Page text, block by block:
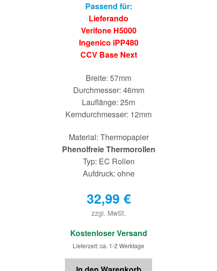
Passend für:
Lieferando
Verifone H5000
Ingenico iPP480
CCV Base Next
Breite: 57mm
Durchmesser: 46mm
Lauflänge: 25m
Kerndurchmesser: 12mm
Material: Thermopapier
Phenolfreie Thermorollen
Typ: EC Rollen
Aufdruck: ohne
32,99 €
zzgl. MwSt.
€
Kostenloser Versand
Lieferzeit: ca. 1-2 Werktage